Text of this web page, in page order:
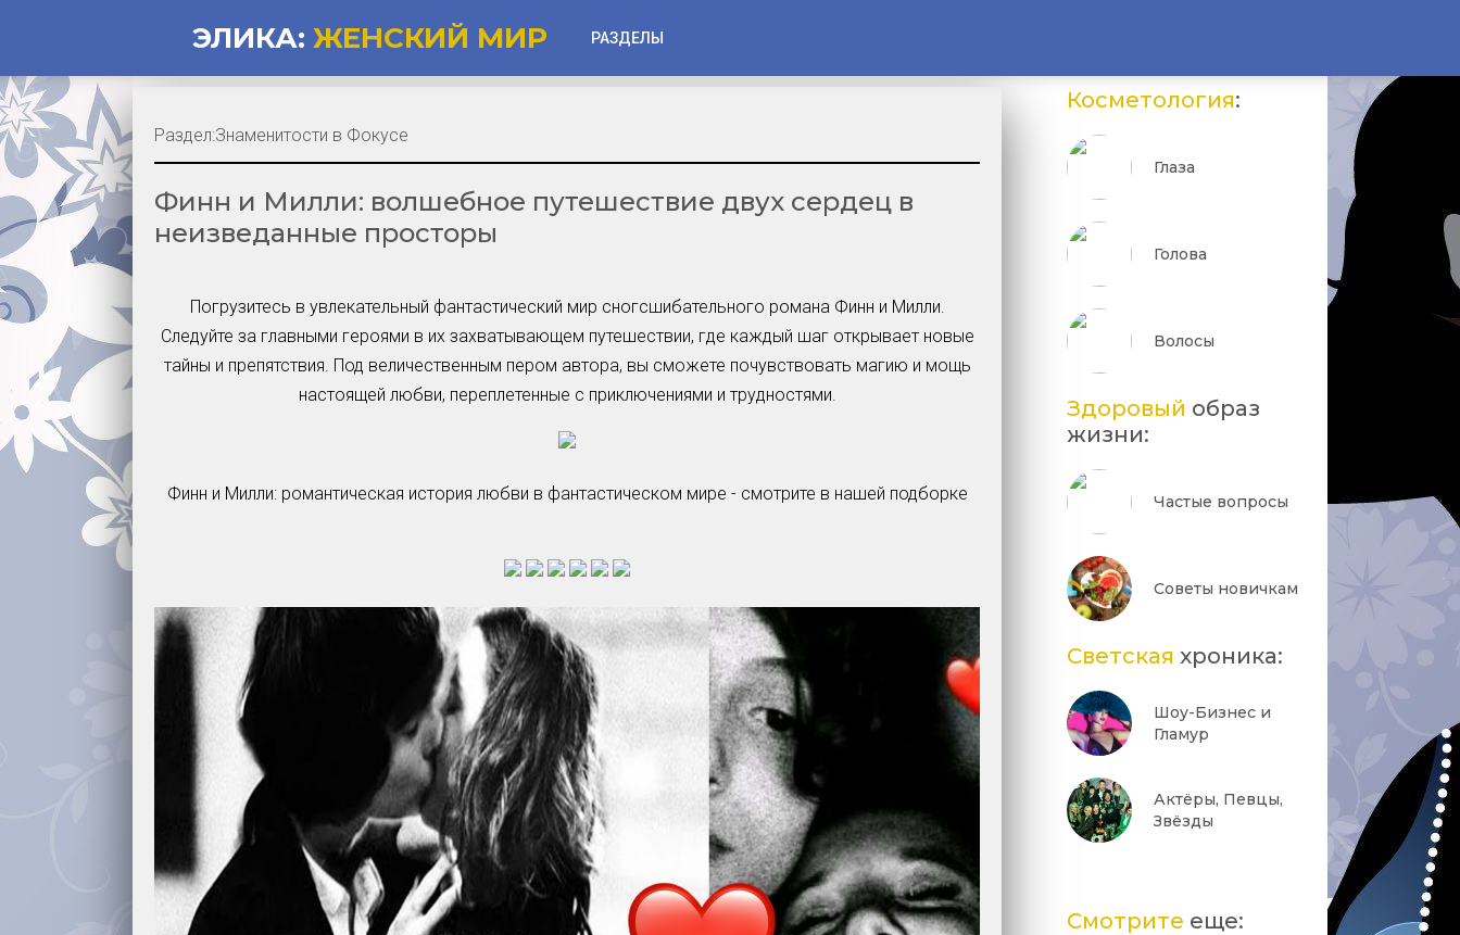
ЭЛИКА: ЖЕНСКИЙ МИР РАЗДЕЛЫ
Губы
Частые вопросы
Советы новичкам
Шоу-Бизнес и Гламур
Секреты стирки
Финн и Милли: волшебное путешествие двух сердец в
неизведанные просторы
Погрузитесь в увлекательный фантастический мир сногсшибательного романа Финн и Милли.
Следуйте за главными героями в их захватывающем путешествии, где каждый шаг открывает новые
тайны и препятствия. Под величественным пером автора, вы сможете почувствовать магию и мощь
настоящей любви, переплетенные с приключениями и трудностями.
Финн и Милли: романтическая история любви в фантастическом мире - смотрите в нашей подборке
Раздел:Знаменитости в Фокусе
Косметология:
Глаза
Голова
Волосы
Здоровый образ
жизни:
Частые вопросы
Советы новичкам
Светская хроника:
Шоу-Бизнес и
Гламур
Актёры, Певцы,
Звёзды
Смотрите еще: